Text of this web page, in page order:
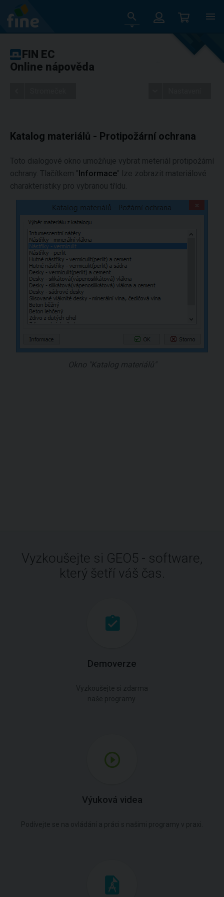
FIN EC
Online nápověda
Katalog materiálů - Protipožární ochrana
Toto dialogové okno umožňuje vybrat meteriál protipožární
ochrany. Tlačítkem "Informace" lze zobrazit materiálové
charakteristiky pro vybranou třídu.
Okno "Katalog materiálů"
Vyzkoušejte si GEO5 - software,
který šetří váš čas.
Demoverze
Výuková videa